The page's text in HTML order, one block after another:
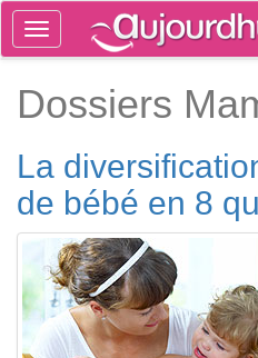
Toggle
navigation
Dossiers
La
de bébé en 8